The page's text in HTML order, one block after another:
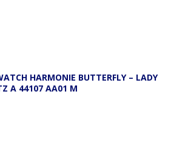
HARMONIE BUTTERFLY – LADY
A 44107 AA01 M